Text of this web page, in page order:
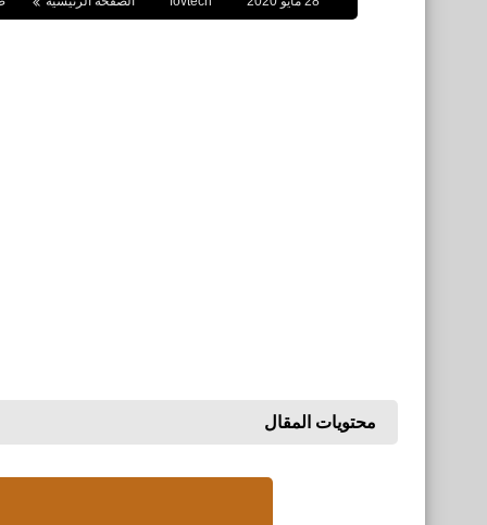
محتويات المقال